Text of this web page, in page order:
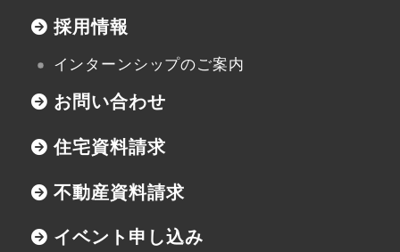
採用情報
インターンシップのご案内
お問い合わせ
住宅資料請求
不動産資料請求
イベント申し込み